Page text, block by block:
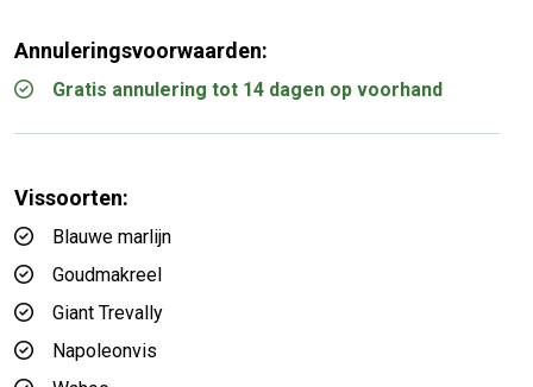
Annuleringsvoorwaarden:
Gratis annulering tot 14 dagen op voorhand
Vissoorten:
Blauwe marlijn
Goudmakreel
Giant Trevally
Napoleonvis